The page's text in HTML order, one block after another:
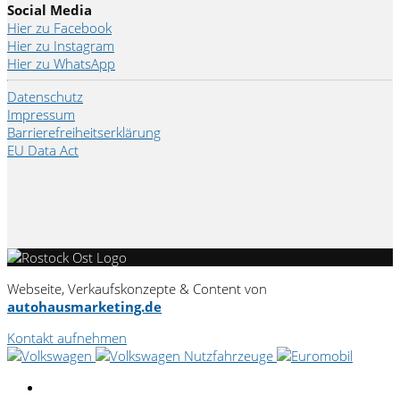
Social Media
Hier zu Facebook
Hier zu Instagram
Hier zu WhatsApp
Datenschutz
Impressum
Barrierefreiheitserklärung
EU Data Act
Webseite, Verkaufskonzepte & Content von
autohausmarketing.de
Kontakt aufnehmen